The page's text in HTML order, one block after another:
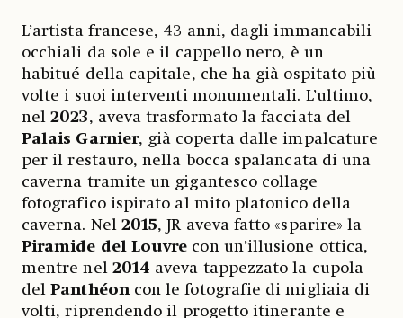
L’artista francese, 43 anni, dagli immancabili
occhiali da sole e il cappello nero, è un
habitué della capitale, che ha già ospitato più
volte i suoi interventi monumentali. L’ultimo,
nel2023, aveva trasformato la facciata del
Palais Garnier, già coperta dalle impalcature
per il restauro, nella bocca spalancata di una
caverna tramite un gigantesco collage
fotografico ispirato al mito platonico della
caverna. Nel 2015, JR aveva fatto «sparire» la
Piramide del Louvre con un’illusione ottica,
mentre nel 2014 aveva tappezzato la cupola
delPanthéoncon le fotografie di migliaia di
volti, riprendendo il progetto itinerante e